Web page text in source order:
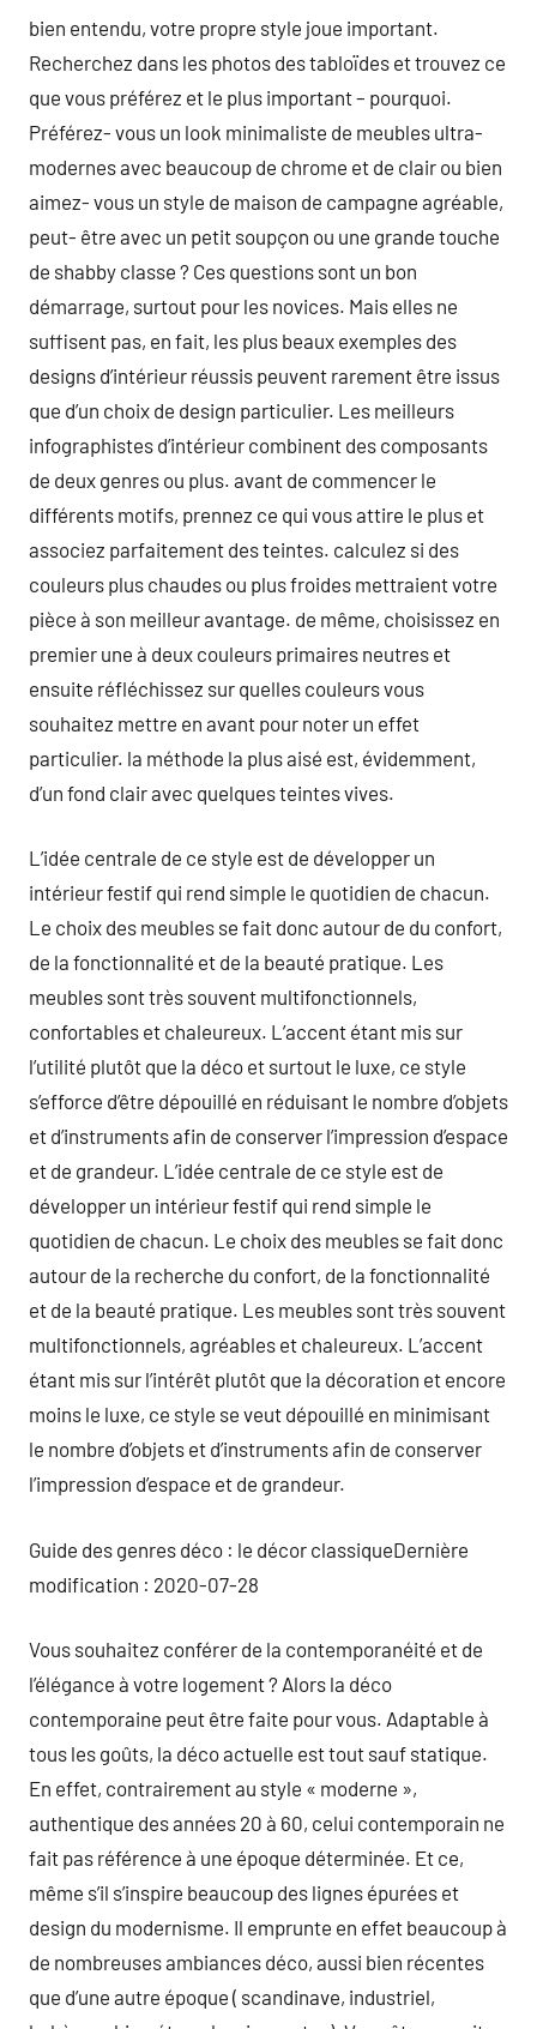
bien entendu, votre propre style joue important.
Recherchez dans les photos des tabloïdes et trouvez ce
que vous préférez et le plus important – pourquoi.
Préférez- vous un look minimaliste de meubles ultra-
modernes avec beaucoup de chrome et de clair ou bien
aimez- vous un style de maison de campagne agréable,
peut- être avec un petit soupçon ou une grande touche
de shabby classe ? Ces questions sont un bon
démarrage, surtout pour les novices. Mais elles ne
suffisent pas, en fait, les plus beaux exemples des
designs d’intérieur réussis peuvent rarement être issus
que d’un choix de design particulier. Les meilleurs
infographistes d’intérieur combinent des composants
de deux genres ou plus. avant de commencer le
différents motifs, prennez ce qui vous attire le plus et
associez parfaitement des teintes. calculez si des
couleurs plus chaudes ou plus froides mettraient votre
pièce à son meilleur avantage. de même, choisissez en
premier une à deux couleurs primaires neutres et
ensuite réfléchissez sur quelles couleurs vous
souhaitez mettre en avant pour noter un effet
particulier. la méthode la plus aisé est, évidemment,
d’un fond clair avec quelques teintes vives.
L’idée centrale de ce style est de développer un
intérieur festif qui rend simple le quotidien de chacun.
Le choix des meubles se fait donc autour de du confort,
de la fonctionnalité et de la beauté pratique. Les
meubles sont très souvent multifonctionnels,
confortables et chaleureux. L’accent étant mis sur
l’utilité plutôt que la déco et surtout le luxe, ce style
s’efforce d’être dépouillé en réduisant le nombre d’objets
et d’instruments afin de conserver l’impression d’espace
et de grandeur. L’idée centrale de ce style est de
développer un intérieur festif qui rend simple le
quotidien de chacun. Le choix des meubles se fait donc
autour de la recherche du confort, de la fonctionnalité
et de la beauté pratique. Les meubles sont très souvent
multifonctionnels, agréables et chaleureux. L’accent
étant mis sur l’intérêt plutôt que la décoration et encore
moins le luxe, ce style se veut dépouillé en minimisant
le nombre d’objets et d’instruments afin de conserver
l’impression d’espace et de grandeur.
Guide des genres déco : le décor classiqueDernière
modification : 2020-07-28
Vous souhaitez conférer de la contemporanéité et de
l’élégance à votre logement ? Alors la déco
contemporaine peut être faite pour vous. Adaptable à
tous les goûts, la déco actuelle est tout sauf statique.
En effet, contrairement au style « moderne »,
authentique des années 20 à 60, celui contemporain ne
fait pas référence à une époque déterminée. Et ce,
même s’il s’inspire beaucoup des lignes épurées et
design du modernisme. Il emprunte en effet beaucoup à
de nombreuses ambiances déco, aussi bien récentes
que d’une autre époque ( scandinave, industriel,